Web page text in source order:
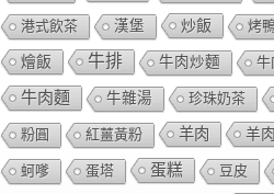
港式飲茶 漢堡 炒飯 烤
燴飯 牛排 牛肉炒麵 牛
牛肉麵 牛雜湯 珍珠奶茶
粉圓 紅薑黃粉 羊肉 羊
蚵嗲 蛋塔 蛋糕 豆皮